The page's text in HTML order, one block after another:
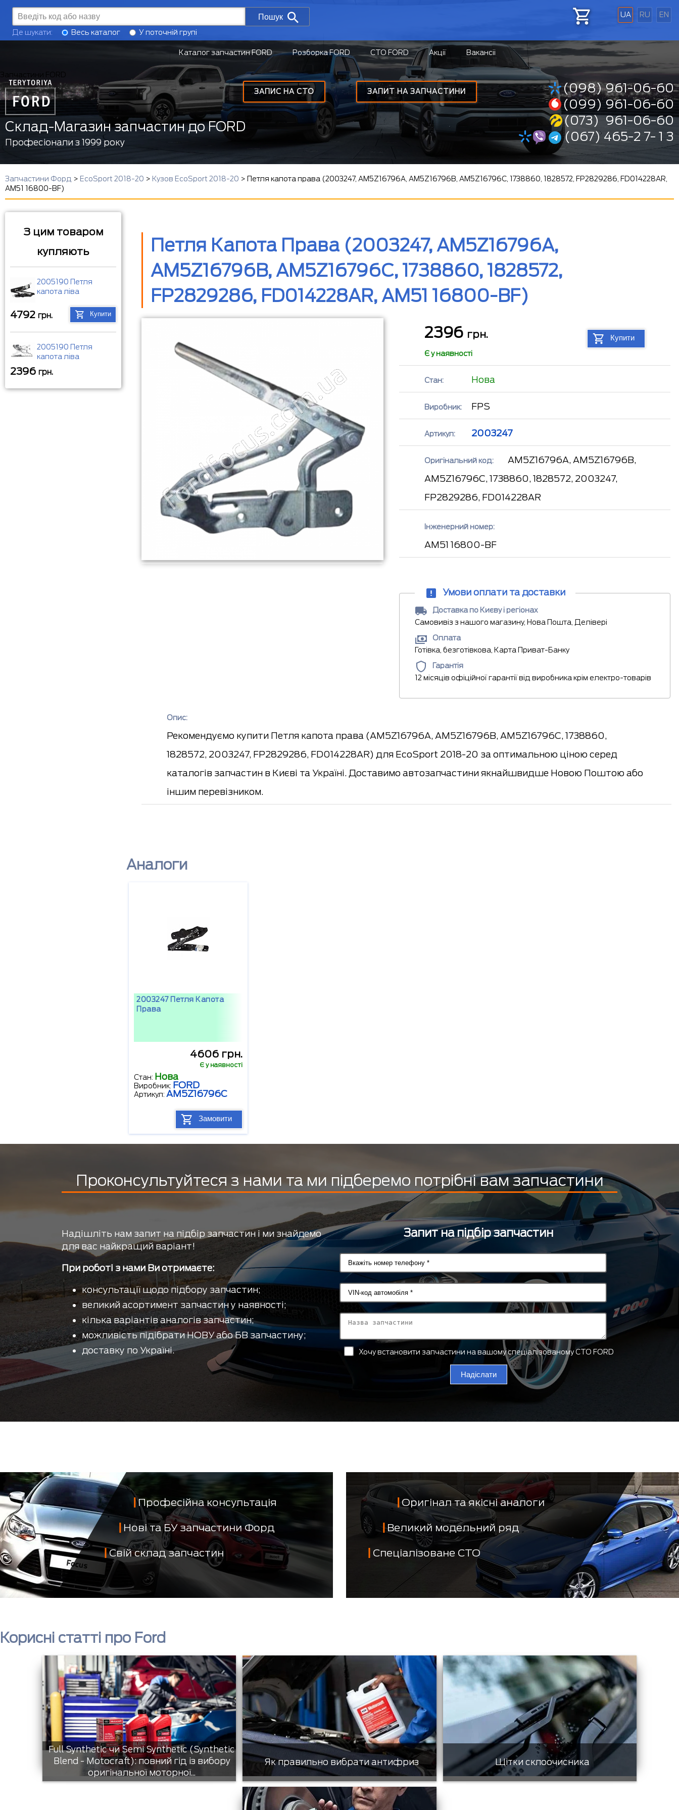
UA RU EN
ЗАПИТ НА ЗАПЧАСТИНИ
ЗАПИС НА СТО
Пошук
Де шукати: Весь каталог У поточній групі
Каталог запчастин FORD Розборка FORD СТО FORD Акції Вакансіі
Склад-Магазин запчастин до FORD
Професіонали з 1999 року
(098) 961-06-60
(099) 961-06-60
(073) 961-06-60
(067) 465-2 7- 1 3
Запчастини Форд > EcoSport 2018-20 > Кузов EcoSport 2018-20 > Петля капота права (2003247, AM5Z16796A, AM5Z16796B, AM5Z16796C, 1738860, 1828572, FP2829286, FD014228AR,
AM51 16800-BF)
З цим товаром
купляють
2005190 Петля
капота ліва
4792 грн. Купити
2005190 Петля
капота ліва
2396 грн.
Петля Капота Права (2003247, AM5Z16796A,
AM5Z16796B, AM5Z16796C, 1738860, 1828572,
FP2829286, FD014228AR, AM51 16800-BF)
2396 грн. Купити
Є у наявності
Стан: Нова
Виробник: FPS
Артикул: 2003247
Оригінальний код:
AM5Z16796A, AM5Z16796B,
AM5Z16796C, 1738860, 1828572, 2003247,
FP2829286, FD014228AR
Інженерний номер:
AM51 16800-BF
Умови оплати та доставки
Доставка по Києву і регіонах
Самовивіз з нашого магазину, Нова Пошта, Делівері
Оплата
Готівка, безготівкова, Карта Приват-Банку
Гарантія
12 місяців офіційної гарантії від виробника крім електро-товарів
Опис:
Рекомендуємо купити Петля капота права (AM5Z16796A, AM5Z16796B, AM5Z16796C, 1738860,
1828572, 2003247, FP2829286, FD014228AR) для EcoSport 2018-20 за оптимальною ціною серед
каталогів запчастин в Києві та Україні. Доставимо автозапчастини якнайшвидше Новою Поштою або
іншим перевізником.
Аналоги
2003247 Петля Капота
Права
4606 грн.
Є у наявності
Стан: Нова
Виробник: FORD
Артикул: AM5Z16796C
Замовити
Проконсультуйтеся з нами та ми підберемо потрібні вам запчастини
Надішліть нам запит на підбір запчастин і ми знайдемо
для вас найкращий варіант!
При роботі з нами Ви отримаєте:
консультації щодо підбору запчастин;
великий асортимент запчастин у наявності;
кілька варіантів аналогів запчастин;
можливість підібрати НОВУ або БВ запчастину;
доставку по Україні.
Запит на підбір запчастин
Хочу встановити запчастини на вашому спеціалізованому СТО FORD
Надіслати
Професійна консультація
Нові та БУ запчастини Форд
Свій склад запчастин
Оригінал та якісні аналоги
Великий модельний ряд
Спеціалізоване СТО
Корисні статті про Ford
Full Synthetic чи Semi Synthetic (Synthetic
Blend - Motocraft): повний гід із вибору
оригінальної моторної...
Як правильно вибрати антифриз Щітки склоочисника